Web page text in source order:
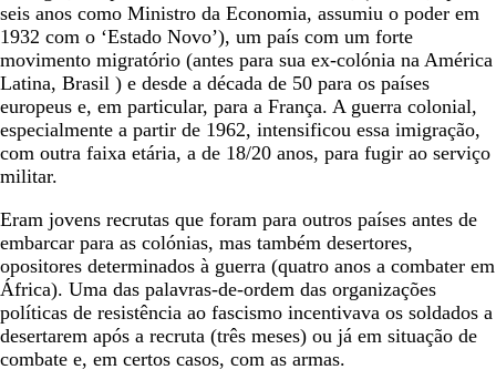
seis anos como Ministro da Economia, assumiu o poder em
1932 com o ‘Estado Novo’), um país com um forte
movimento migratório (antes para sua ex-colónia na América
Latina, Brasil ) e desde a década de 50 para os países
europeus e, em particular, para a França. A guerra colonial,
especialmente a partir de 1962, intensificou essa imigração,
com outra faixa etária, a de 18/20 anos, para fugir ao serviço
militar.
Eram jovens recrutas que foram para outros países antes de
embarcar para as colónias, mas também desertores,
opositores determinados à guerra (quatro anos a combater em
África). Uma das palavras-de-ordem das organizações
políticas de resistência ao fascismo incentivava os soldados a
desertarem após a recruta (três meses) ou já em situação de
combate e, em certos casos, com as armas.